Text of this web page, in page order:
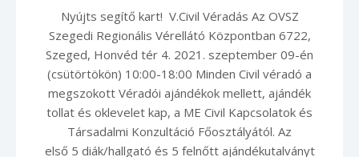
Nyújts segítő kart! V.Civil Véradás Az OVSZ
Szegedi Regionális Vérellátó Központban 6722,
Szeged, Honvéd tér 4. 2021. szeptember 09-én
(csütörtökön) 10:00-18:00 Minden Civil véradó a
megszokott Véradói ajándékok mellett, ajándék
tollat és oklevelet kap, a ME Civil Kapcsolatok és
Társadalmi Konzultáció Főosztályától. Az
első 5 diák/hallgató és 5 felnőtt ajándékutalványt